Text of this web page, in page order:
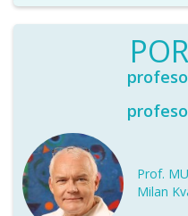
Prof.
Milan